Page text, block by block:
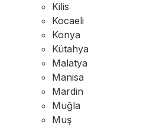
Kilis
Kocaeli
Konya
Kütahya
Malatya
Manisa
Mardin
Muğla
Muş